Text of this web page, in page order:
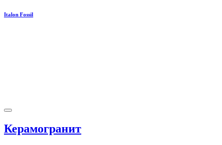
Italon Fossil
Керамогранит